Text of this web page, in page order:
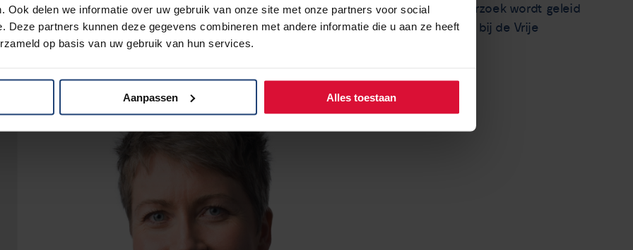
Ook delen we informatie over uw gebruik van onze site met onze partners voor social
Deze partners kunnen deze gegevens combineren met andere informatie die u aan ze heeft
op basis van uw gebruik van hun services.
Aanpassen Alles toestaan
Dit onderzoek wordt financieel mogelijk gemaakt door NWO. Het onderzoek wordt geleid
door Marloes Groot, hoogleraar Biofotonica en Medische Beeldvorming bij de Vrije
Universiteit van Amsterdam (VU).